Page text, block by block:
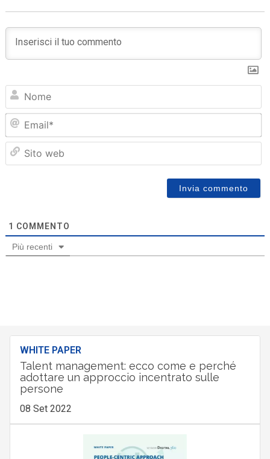
1 COMMENTO
Più recenti
WHITE PAPER
Talent management: ecco come e perché
adottare un approccio incentrato sulle
persone
08 Set 2022